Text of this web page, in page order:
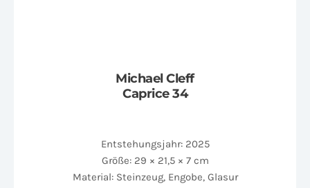
Michael Cleff
Caprice 34
Entstehungsjahr: 2025
Größe: 29 × 21,5 × 7 cm
Material: Steinzeug, Engobe, Glasur